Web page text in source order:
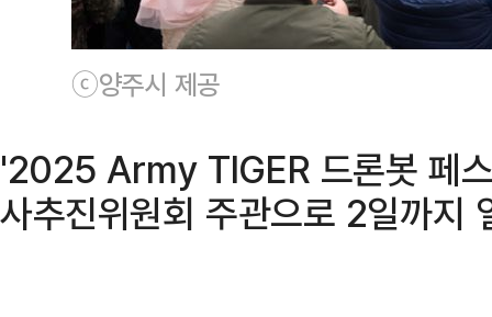
ⓒ양주시 제공
'2025 Army TIGER 드론봇 페
사추진위원회 주관으로 2일까지